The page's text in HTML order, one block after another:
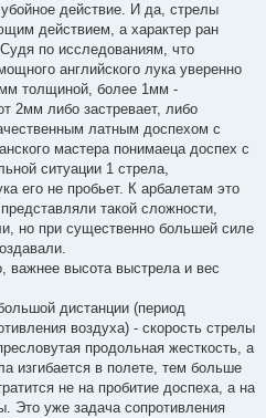
действие. И да, стрелы
действием, а характер ран
по исследованиям, что
английского лука уверенно
толщиной, более 1мм -
2мм либо застревает, либо
латным доспехом с
мастера понимаеца доспех с
ситуации 1 стрела,
его не пробьет. К арбалетам это
такой сложности,
но при существенно большей силе
важнее высота выстрела и вес
дистанции (период
воздуха) - скорость стрелы
продольная жесткость, а
изгибается в полете, тем больше
не на пробитие доспеха, а на
Это уже задача сопротивления